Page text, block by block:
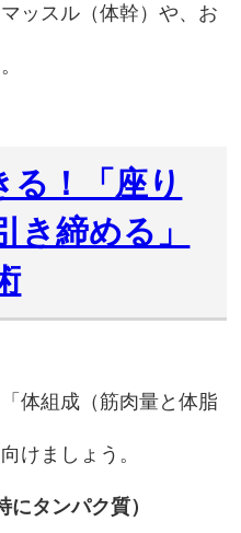
ッスル（体幹）や、お
る！「座り
き締める」
体組成（筋肉量と体脂
けましょう。
タンパク質）